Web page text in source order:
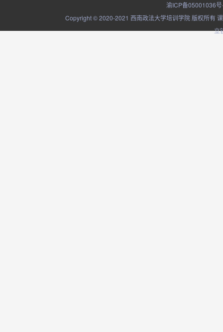
渝ICP备05001036
Copyright © 2020-2021 西南政法大学培训学院 版权所有
立